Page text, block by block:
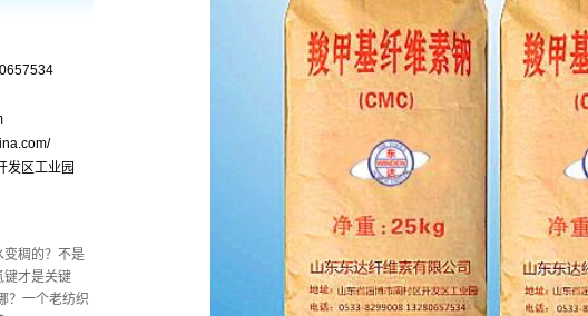
区工业园
变稠的？不是
键才是关键
？一个老纺织